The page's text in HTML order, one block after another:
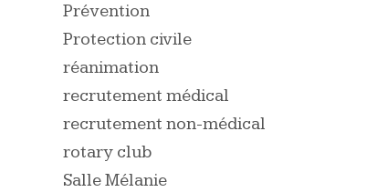
Prévention
Protection civile
réanimation
recrutement médical
recrutement non-médical
rotary club
Salle Mélanie